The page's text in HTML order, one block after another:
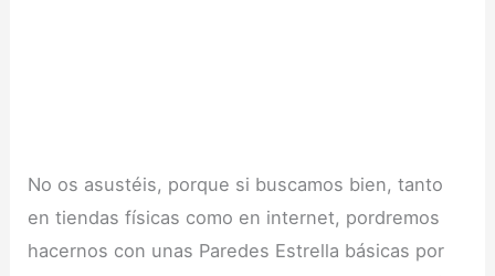
No os asustéis, porque si buscamos bien, tanto
en tiendas físicas como en internet, pordremos
hacernos con unas Paredes Estrella básicas por